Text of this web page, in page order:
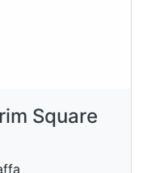
Square